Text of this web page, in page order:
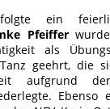
ein
Pfeiffer
als
geehrt, die
aufgrund
Ebenso